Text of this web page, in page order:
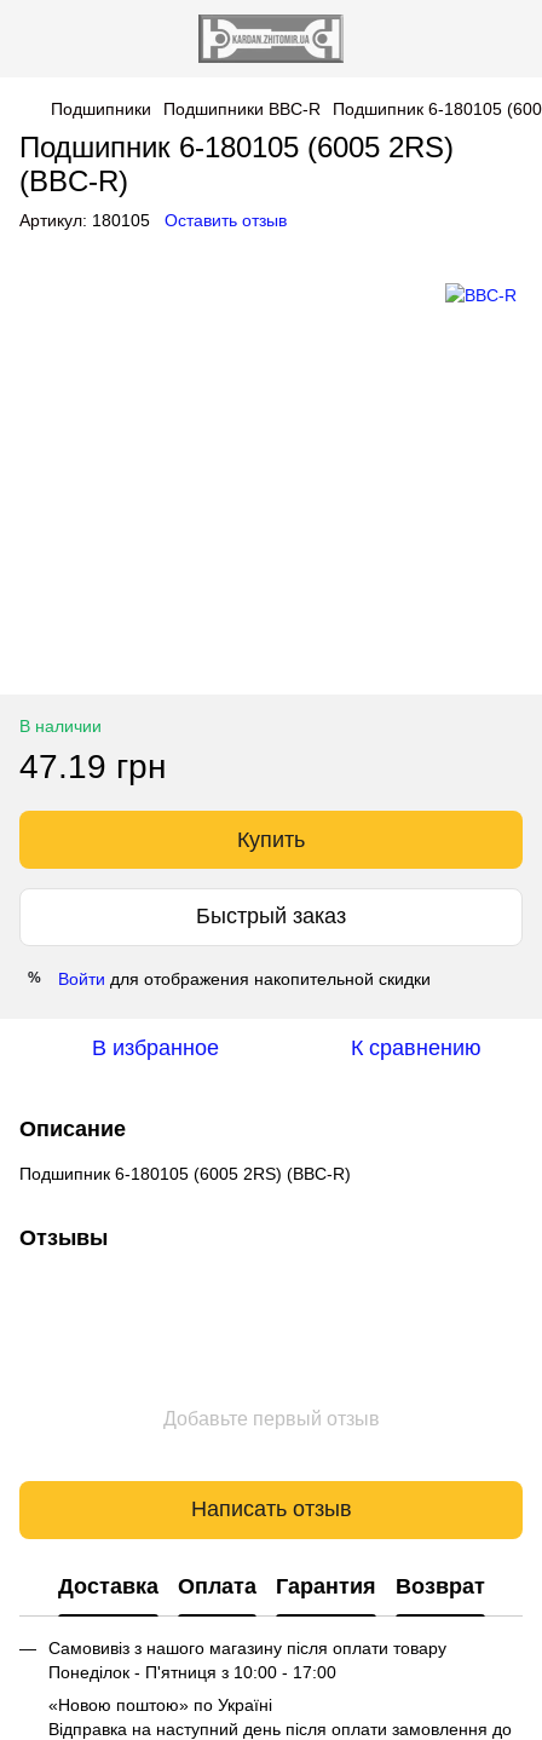
Подшипники Подшипники BBC-R Подшипник 6-180105
Подшипник 6-180105 (6005 2RS)
(BBC-R)
Артикул: 180105 Оставить отзыв
В наличии
47.19 грн
Купить
Быстрый заказ
% Войти для отображения накопительной скидки
В избранное К сравнению
Описание
Подшипник 6-180105 (6005 2RS) (BBC-R)
Отзывы
Добавьте первый отзыв
Написать отзыв
Доставка Оплата Гарантия Возврат
Самовивіз з нашого магазину після оплати товару
Понеділок - П'ятниця з 10:00 - 17:00
«Новою поштою» по Україні
Відправка на наступний день після оплати замовлення до